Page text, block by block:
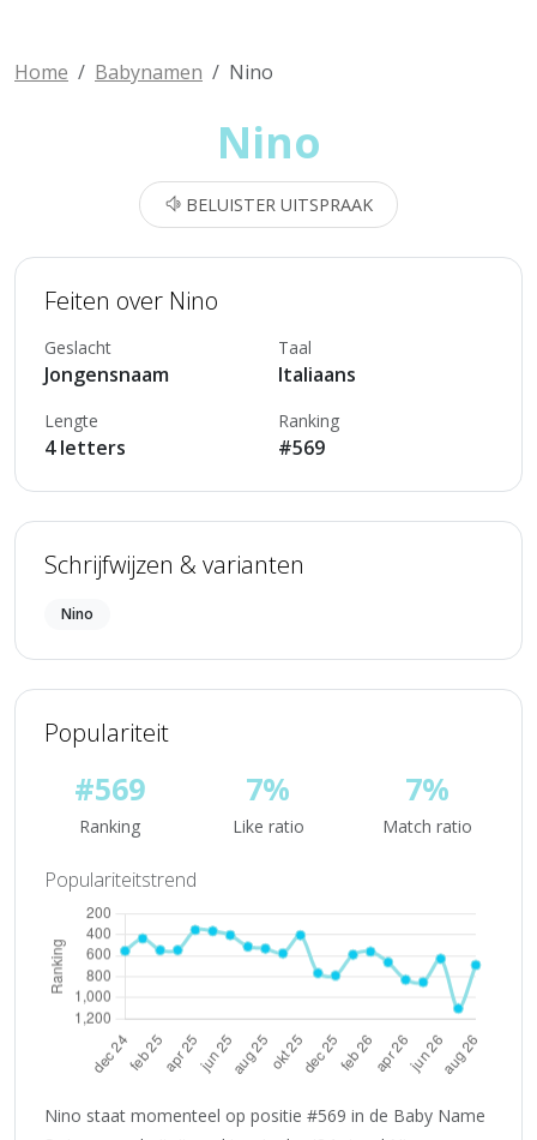
Home Babynamen Nino
Nino
BELUISTER UITSPRAAK
Feiten over Nino
Geslacht
Jongensnaam
Taal
Italiaans
Lengte
4 letters
Ranking
#569
Schrijfwijzen & varianten
Nino
Populariteit
#569
Ranking
7%
Like ratio
7%
Match ratio
Populariteitstrend
Nino staat momenteel op positie #569 in de Baby Name